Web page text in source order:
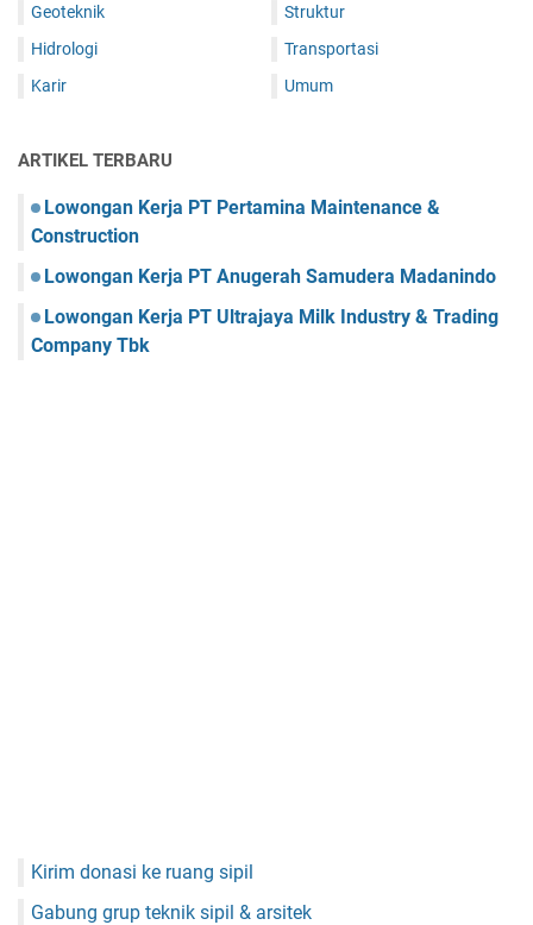
Geoteknik
Hidrologi
Karir
Struktur
Transportasi
Umum
ARTIKEL TERBARU
Lowongan Kerja PT Pertamina Maintenance &
Construction
Lowongan Kerja PT Anugerah Samudera Madanindo
Lowongan Kerja PT Ultrajaya Milk Industry & Trading
Company Tbk
Kirim donasi ke ruang sipil
Gabung grup teknik sipil & arsitek